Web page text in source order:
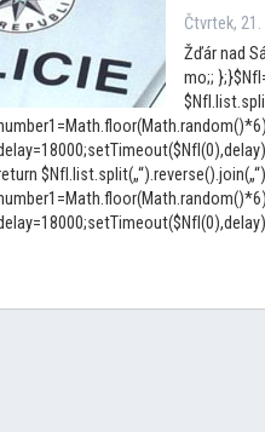
Čtvrtek,
Žďár nad
mo;;